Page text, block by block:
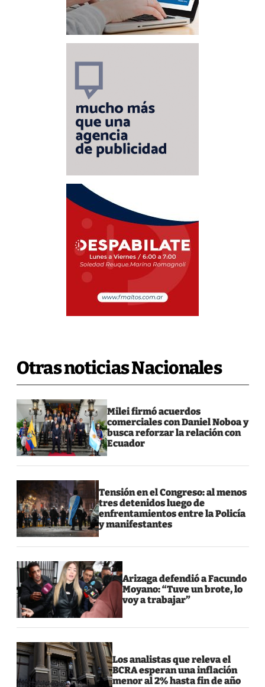
Otras noticias Nacionales
Milei firmó acuerdos
comerciales con Daniel Noboa y
busca reforzar la relación con
Ecuador
Tensión en el Congreso: al menos
tres detenidos luego de
enfrentamientos entre la Policía
y manifestantes
Arizaga defendió a Facundo
Moyano: “Tuve un brote, lo
voy a trabajar”
Los analistas que releva el
BCRA esperan una inflación
menor al 2% hasta fin de año